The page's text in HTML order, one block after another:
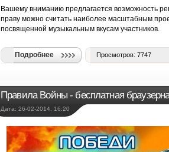
Вашему вниманию предлагается возможность
праву можно считать наиболее масштабным
посвященной музыкальным вкусам участников.
Подробнее Просмотров: 7747
Правила Войны - бесплатная
Дата: 26-02-2014, 16:20